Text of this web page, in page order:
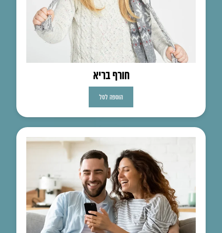
חורף בריא
הוספה לסל